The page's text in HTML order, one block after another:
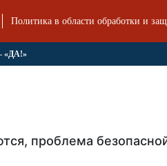
Политика в области обработки и
проблема